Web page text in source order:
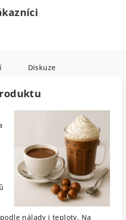
Diskuze
nálady i teploty. Na